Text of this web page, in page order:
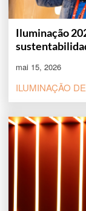
Iluminação
mai 15, 2026
ILUMINAÇÃO